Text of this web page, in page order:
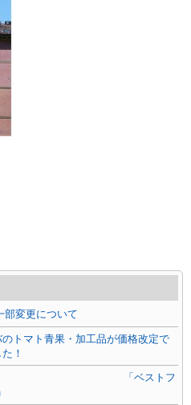
部変更について
トマト青果・加工品が価格改定で
！
「ベストフ